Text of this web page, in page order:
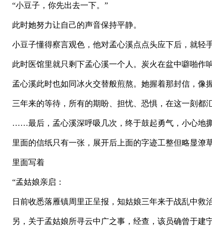
“小豆子，你先出去一下。”
此时她努力让自己的声音保持平静。
小豆子懂得察言观色，他对孟心溪点点头应下后，就轻
此时医馆里就只剩下孟心溪一个人。炭火在盆中噼啪作
孟心溪此时也如同冰火交替般煎熬。她握着那封信，
三年来的等待，所有的期盼、担忧、恐惧，在这一刻都
……最后，孟心溪深呼吸几次，终于鼓起勇气，小心地撕
里面的信纸只有一张，展开后上面的字迹工整但略显潦
里面写着
“孟姑娘亲启：
日前收悉落雁镇周里正呈报，知姑娘三年来于战乱中救
另，关于孟姑娘所寻云中广之事，经查，该员确曾于建